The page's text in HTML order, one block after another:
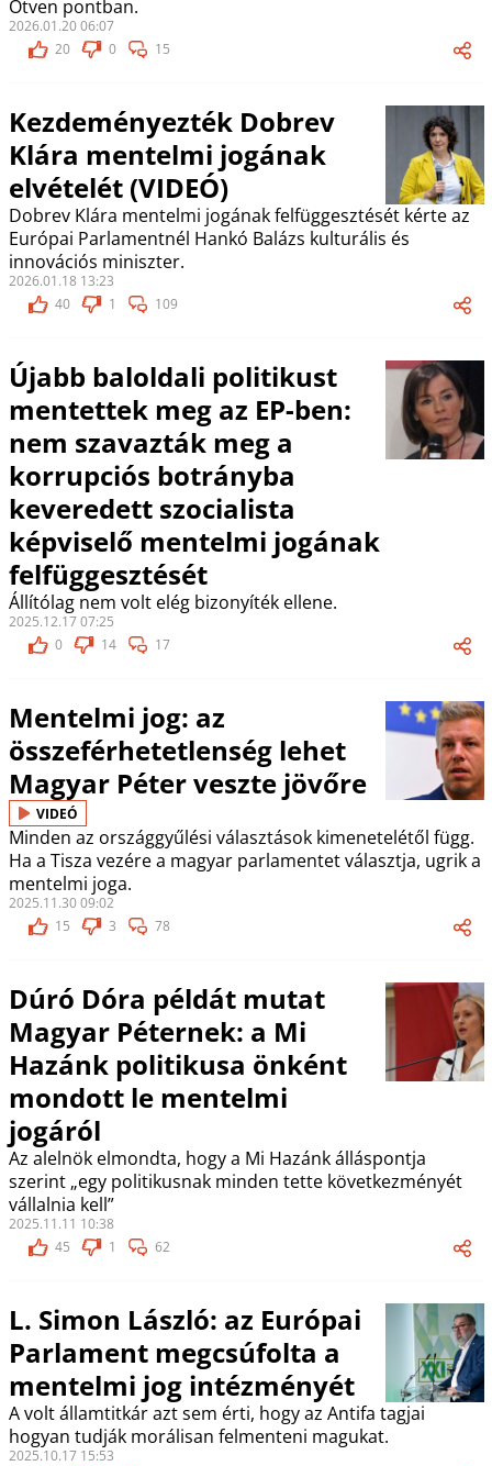
Ötven pontban.
2026.01.20 06:07
20
0 15
Kezdeményezték Dobrev
Klára mentelmi jogának
elvételét (VIDEÓ)
Dobrev Klára mentelmi jogának felfüggesztését kérte az
Európai Parlamentnél Hankó Balázs kulturális és
innovációs miniszter.
2026.01.18 13:23
40
1 109
Újabb baloldali politikust
mentettek meg az EP-ben:
nem szavazták meg a
korrupciós botrányba
keveredett szocialista
képviselő mentelmi jogának
felfüggesztését
Állítólag nem volt elég bizonyíték ellene.
2025.12.17 07:25
0
14 17
Mentelmi jog: az
összeférhetetlenség lehet
Magyar Péter veszte jövőre
VIDEÓ
Minden az országgyűlési választások kimenetelétől függ.
Ha a Tisza vezére a magyar parlamentet választja, ugrik a
mentelmi joga.
2025.11.30 09:02
15
3 78
Dúró Dóra példát mutat
Magyar Péternek: a Mi
Hazánk politikusa önként
mondott le mentelmi
jogáról
Az alelnök elmondta, hogy a Mi Hazánk álláspontja
szerint „egy politikusnak minden tette következményét
vállalnia kell”
2025.11.11 10:38
45
1 62
L. Simon László: az Európai
Parlament megcsúfolta a
mentelmi jog intézményét
A volt államtitkár azt sem érti, hogy az Antifa tagjai
hogyan tudják morálisan felmenteni magukat.
2025.10.17 15:53